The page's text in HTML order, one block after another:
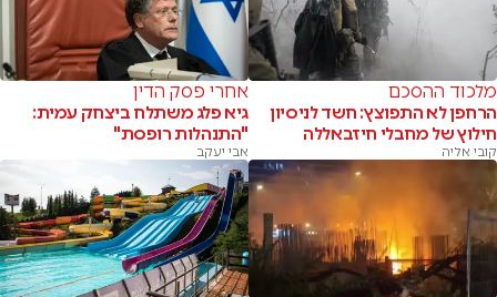
מלכוד ההסכם
הרחפן לא התפוצץ: חשד לניסיון
חילוץ של מחבלי חיזבאללה
קובי אליה
אחרי פסק הדין
גיא פלג משתלח ביצחק עמית:
"התנהלות רופסת"
אבי יעקב